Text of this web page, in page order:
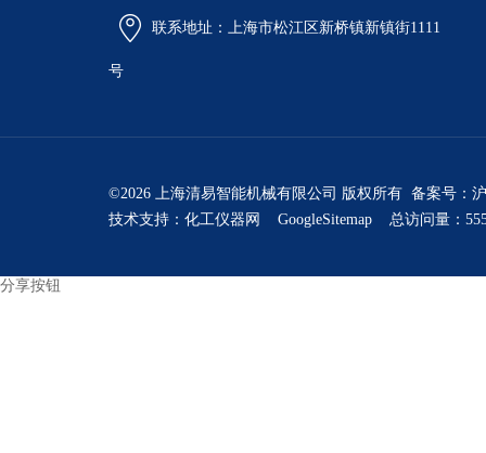
联系地址：上海市松江区新桥镇新镇街1111
号
©2026 上海清易智能机械有限公司 版权所有 备案号：
技术支持： 化工仪器网 GoogleSitemap 总访问量：
分享按钮